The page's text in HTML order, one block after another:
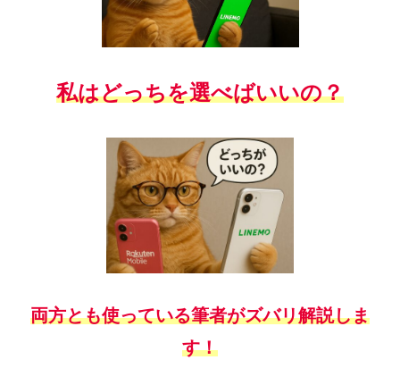
私はどっちを選べばいいの？
両方とも使っている筆者がズバリ解説しま
す！